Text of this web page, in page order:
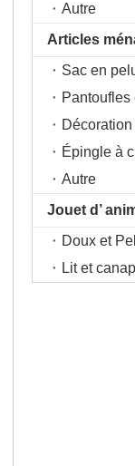
Autre
Articles
Sac en
Épingle à
Autre
Doux et
Lit et